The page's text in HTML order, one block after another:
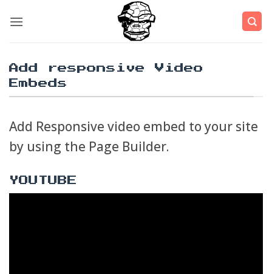
στο
Add responsive Video
Embeds
Add Responsive video embed to your site
by using the Page Builder.
YOUTUBE